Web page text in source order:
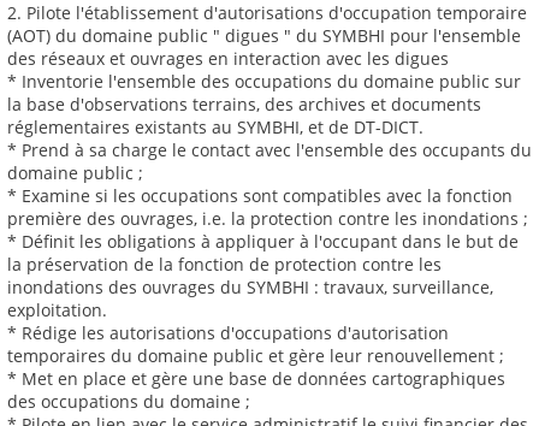
2. Pilote l'établissement d'autorisations d'occupation temporaire
(AOT) du domaine public " digues " du SYMBHI pour l'ensemble
des réseaux et ouvrages en interaction avec les digues
* Inventorie l'ensemble des occupations du domaine public sur
la base d'observations terrains, des archives et documents
réglementaires existants au SYMBHI, et de DT-DICT.
* Prend à sa charge le contact avec l'ensemble des occupants du
domaine public ;
* Examine si les occupations sont compatibles avec la fonction
première des ouvrages, i.e. la protection contre les inondations ;
* Définit les obligations à appliquer à l'occupant dans le but de
la préservation de la fonction de protection contre les
inondations des ouvrages du SYMBHI : travaux, surveillance,
exploitation.
* Rédige les autorisations d'occupations d'autorisation
temporaires du domaine public et gère leur renouvellement ;
* Met en place et gère une base de données cartographiques
des occupations du domaine ;